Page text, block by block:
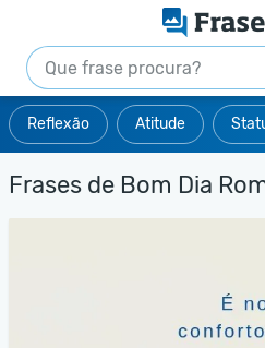
Reflexão Atitude
Frases de Bom Dia